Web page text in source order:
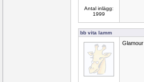
Antal inlägg:
1999
bb vita lamm
Glamour